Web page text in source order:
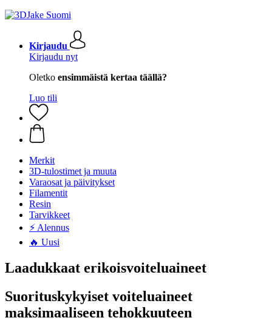
Kirjaudu
Kirjaudu nyt
Oletko ensimmäistä kertaa täällä?
Luo tili
Merkit
3D-tulostimet ja muuta
Varaosat ja päivitykset
Filamentit
Resin
Tarvikkeet
⚡ Alennus
🔥 Uusi
Laadukkaat erikoisvoiteluaineet
Suorituskykyiset voiteluaineet
maksimaaliseen tehokkuuteen